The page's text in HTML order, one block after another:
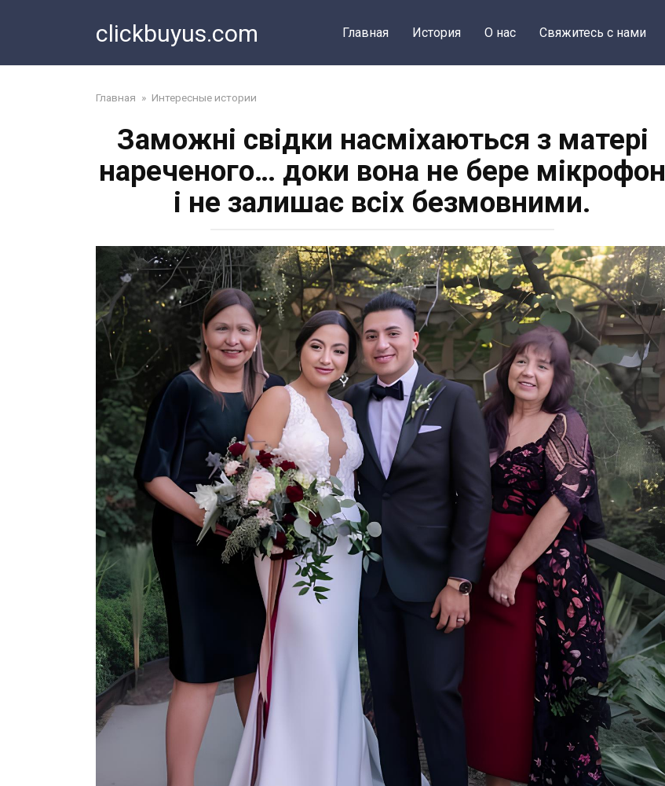
clickbuyus.com Главная История О нас Свяжитесь с нами
Главная » Интересные истории
Заможні свідки насміхаються з матері
нареченого… доки вона не бере мікрофон
і не залишає всіх безмовними.